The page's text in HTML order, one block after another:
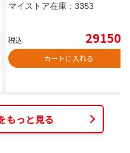
マイストア在庫： 3353
税込 29150
カートに入れる
もっと見る